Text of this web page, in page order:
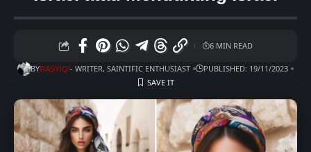
BYRASYIQI- WRITER, SAINTIFIC ENTHUSIAST PUBLISHED: 19/11/2023
6 MIN READ